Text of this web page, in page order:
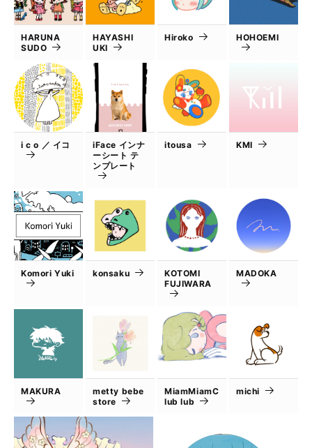
HARUNA
SUDO
HAYASHI
UKI
Hiroko HOHOEMI
i c o ／ イコ
iFace インナ
ーシート テ
ンプレート
itousa KMI
Komori Yuki konsaku
KOTOMI
FUJIWARA
MADOKA
MAKURA
metty bebe
store
MiamMiamC
lub lub
michi